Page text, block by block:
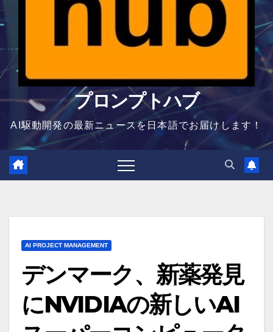
プロンプトハブ
AI駆動開発の最新ニュースを日本語でお届けします！
AI PROJECT MANAGEMENT
デンマーク、新薬発見
にNVIDIAの新しいAI